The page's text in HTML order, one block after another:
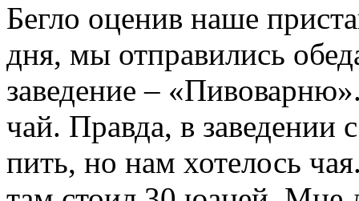
Бегло оценив наше
дня, мы отправились
заведение –
чай. Правда, в заведении
пить, но нам хотелось